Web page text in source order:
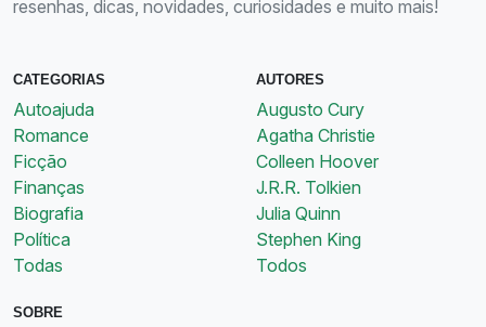
resenhas, dicas, novidades, curiosidades e muito mais!
CATEGORIAS
Autoajuda
Romance
Ficção
Finanças
Biografia
Política
Todas
AUTORES
Augusto Cury
Agatha Christie
Colleen Hoover
J.R.R. Tolkien
Julia Quinn
Stephen King
Todos
SOBRE